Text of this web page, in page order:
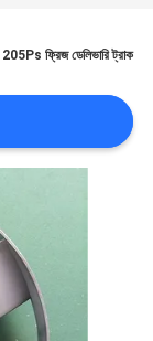
205Ps ফ্রিজ ডেলিভারি ট্রাক